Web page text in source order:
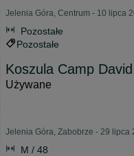
Jelenia Góra, Centrum - 10 lipca
Pozostałe
Pozostałe
Koszula Camp
Używane
Jelenia Góra, Zabobrze - 29 lipca
M / 48